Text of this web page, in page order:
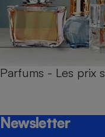
Parfums - Les prix
Newsletter